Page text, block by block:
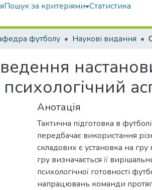
Пошук за критеріями Статистика
футболу Наукові видання
психологічний
Анотація
Тактична підготовка в
передбачає використання
складових є установка на
гру визначається її
психологічної готовності
напрацювань команди